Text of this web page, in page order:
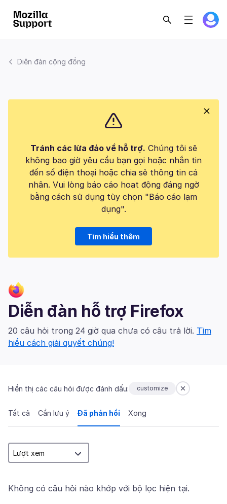
Diễn đàn cộng đồng
Tránh các lừa đảo về hỗ trợ. Chúng tôi sẽ
không bao giờ yêu cầu bạn gọi hoặc nhắn tin
đến số điện thoại hoặc chia sẻ thông tin cá
nhân. Vui lòng báo cáo hoạt động đáng ngờ
bằng cách sử dụng tùy chọn "Báo cáo lạm
dụng".
Tìm hiểu thêm
Diễn đàn hỗ trợ Firefox
20 câu hỏi trong 24 giờ qua chưa có câu trả lời. Tìm
hiểu cách giải quyết chúng!
Hiển thị các câu hỏi được đánh dấu: customize
Tất cả Cần lưu ý Đã phản hồi Xong
Không có câu hỏi nào khớp với bộ lọc hiện tại.